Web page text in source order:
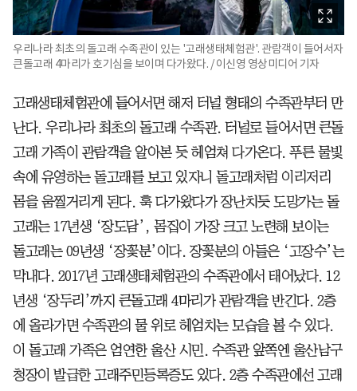
우리나라 최초의 돌고래 수족관이 있는 '고래생태체험관'. 관람객이 들어서자
큰돌고래 4마리가 호기심을 보이며 다가왔다. / 이신영 영상미디어 기자
고래생태체험관에 들어서면 해저 터널 형태의 수족관부터 만
난다. 우리나라 최초의 돌고래 수족관. 터널로 들어서면 큰돌
고래 가족이 관람객을 알아본 듯 헤엄쳐 다가온다. 푸른 물빛
속에 유영하는 돌고래를 보고 있자니 돌고래처럼 이리저리
몸을 움찔거리게 된다. 훅 다가왔다가 장난치듯 도망가는 돌
고래는 17년생 ‘장도담’, 몸집이 가장 크고 노련해 보이는
돌고래는 09년생 ‘장꽃분’이다. 장꽃분의 아들은 ‘고장수’는
막내다. 2017년 고래생태체험관의 수족관에서 태어났다. 12
년생 ‘장두리’까지 큰돌고래 4마리가 관람객을 반긴다. 2층
에 올라가면 수족관의 물 위로 헤엄치는 모습을 볼 수 있다.
이 돌고래 가족은 엄연한 울산 시민. 수족관 앞쪽엔 울산남구
청장이 발급한 고래주민등록증도 있다. 2층 수족관에선 고래